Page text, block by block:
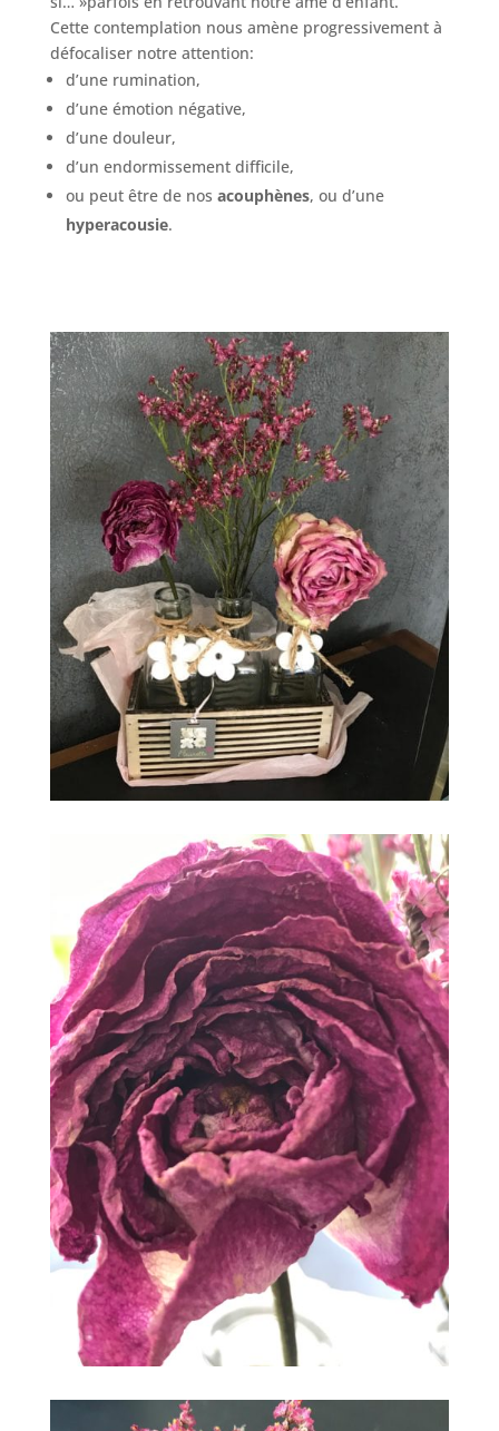
Cette contemplation nous amène progressivement à
défocaliser notre attention:
d’une rumination,
d’une émotion négative,
d’une douleur,
d’un endormissement difficile,
ou peut être de nos acouphènes, ou d’une
hyperacousie.